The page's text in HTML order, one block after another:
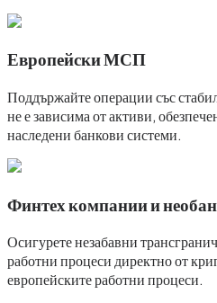
Европейски МСП
Поддържайте операции със
не е зависима от активи,
наследени банкови системи.
Финтех компании и
Осигурете незабавни
работни процеси директно от
европейските работни процеси.